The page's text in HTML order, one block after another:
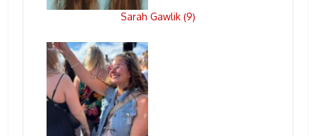
Sarah Gawlik (9)